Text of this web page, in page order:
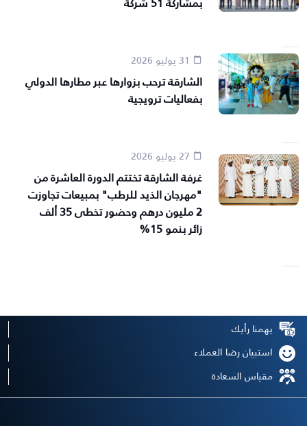
الشارقة ترحب بزوارها عبر مطارها الدولي
بفعاليات ترويجية
غرفة الشارقة تختتم الدورة العاشرة من
"مهرجان الذيد للرطب" بمبيعات تجاوزت
2 مليون درهم وحضور تخطى 35 ألف
زائر بنمو 15%
يهمنا رأيك
استبيان رضا العملاء
مقياس السعادة